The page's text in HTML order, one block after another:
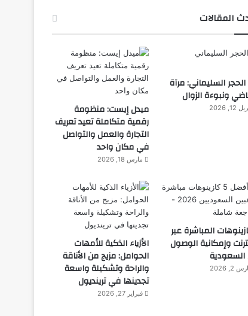
المقالات
الحجر السليماني: مرآة
ونبوءة الزوال
12, 2026
ميدل إيست: منظومة
رقمية متكاملة تعيد تعريف
التجارة والعمل والتواصل
في مكان واحد
مارس 18, 2026
المباشرة عبر
وإمكانية الوصول
2, 2026
الأزياء الذكية للأمهات
الحوامل: مزيج من الأناقة
والراحة وتشكيلة واسعة
تجدينها في ترينديول
فبراير 27, 2026